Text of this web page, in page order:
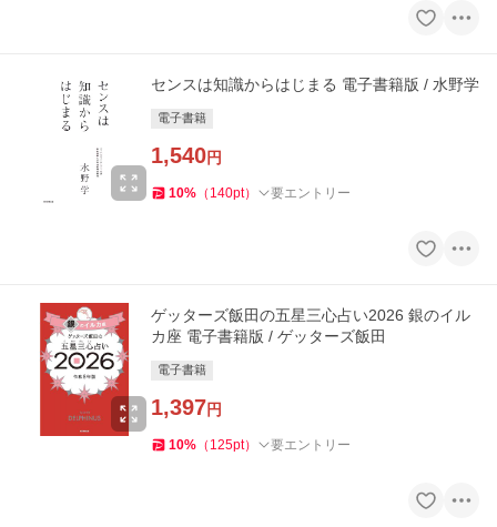
センスは知識からはじまる 電子書籍版 / 水野学
電子書籍
1,540円
10% （ 140pt） 要エントリー
ゲッターズ飯田の五星三心占い2026 銀のイル
カ座 電子書籍版 / ゲッターズ飯田
電子書籍
1,397円
10% （ 125pt） 要エントリー